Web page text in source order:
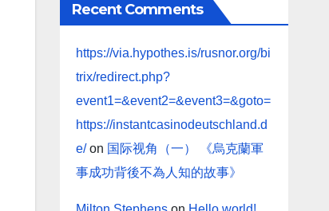
Recent Comments
https://via.hypothes.is/rusnor.org/bi
trix/redirect.php?
event1=&event2=&event3=&goto=
https://instantcasinodeutschland.d
e/on 国际视角（一） 《烏克蘭軍
事成功背後不為人知的故事》